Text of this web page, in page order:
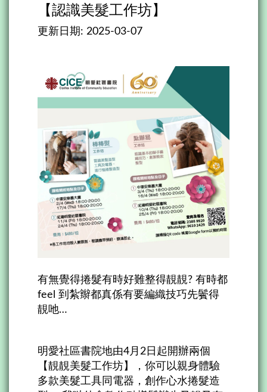
【認識美髮工作坊】
更新日期: 2025-03-07
有無覺得捲髮有時好難整得靚靚? 有時都
feel 到紮辮都真係有要編織技巧先鬢得
靚吔…
明愛社區書院地由4月2日起開辦兩個
【靚靚美髮工作坊】，你可以親身體驗
多款美髮工具同電器，創作心水捲髮造